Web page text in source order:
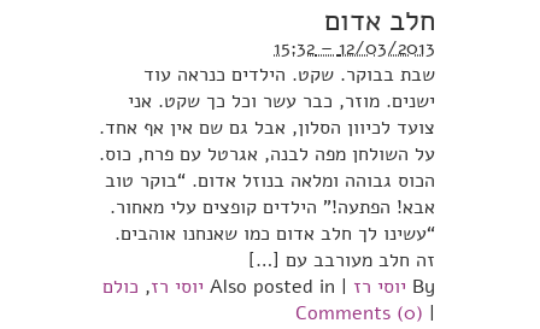
חלב אדום
12/03/2013 – 15:32
שבת בבוקר. שקט. הילדים כנראה עוד
ישנים. מוזר, כבר עשר וכל כך שקט. אני
צועד לכיוון הסלון, אבל גם שם אין אף אחד.
על השולחן מפה לבנה, אגרטל עם פרח, כוס.
הכוס גבוהה ומלאה בנוזל אדום. “בוקר טוב
אבא! הפתעה!” הילדים קופצים עלי מאחור.
“עשינו לך חלב אדום כמו שאנחנו אוהבים.
זה חלב מעורבב עם […]
By יוסי רז |
Also posted in יוסי רז, כולם
|
Comments (0)